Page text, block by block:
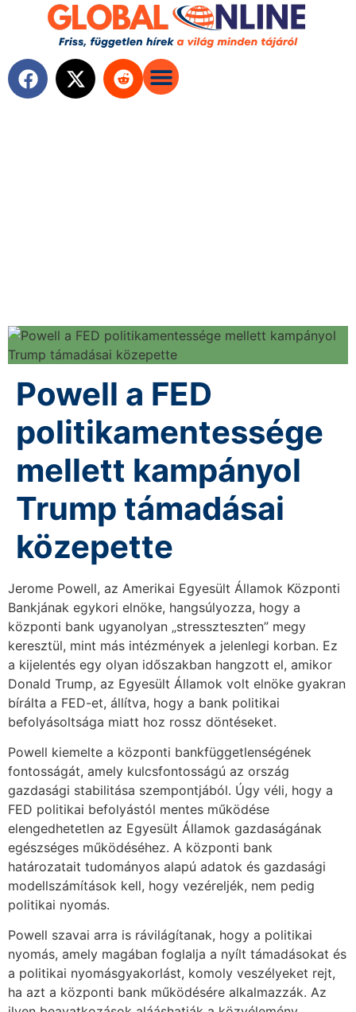
Powell a FED
politikamentessége
mellett kampányol
Trump támadásai
közepette
Jerome Powell, az Amerikai Egyesült Államok Központi
Bankjának egykori elnöke, hangsúlyozza, hogy a
központi bank ugyanolyan „stresszteszten” megy
keresztül, mint más intézmények a jelenlegi korban. Ez
a kijelentés egy olyan időszakban hangzott el, amikor
Donald Trump, az Egyesült Államok volt elnöke gyakran
bírálta a FED-et, állítva, hogy a bank politikai
befolyásoltsága miatt hoz rossz döntéseket.
Powell kiemelte a központi bankfüggetlenségének
fontosságát, amely kulcsfontosságú az ország
gazdasági stabilitása szempontjából. Úgy véli, hogy a
FED politikai befolyástól mentes működése
elengedhetetlen az Egyesült Államok gazdaságának
egészséges működéséhez. A központi bank
határozatait tudományos alapú adatok és gazdasági
modellszámítások kell, hogy vezéreljék, nem pedig
politikai nyomás.
Powell szavai arra is rávilágítanak, hogy a politikai
nyomás, amely magában foglalja a nyílt támadásokat és
a politikai nyomásgyakorlást, komoly veszélyeket rejt,
ha azt a központi bank működésére alkalmazzák. Az